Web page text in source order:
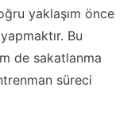
yaklaşım önce
Bu
de sakatlanma
süreci